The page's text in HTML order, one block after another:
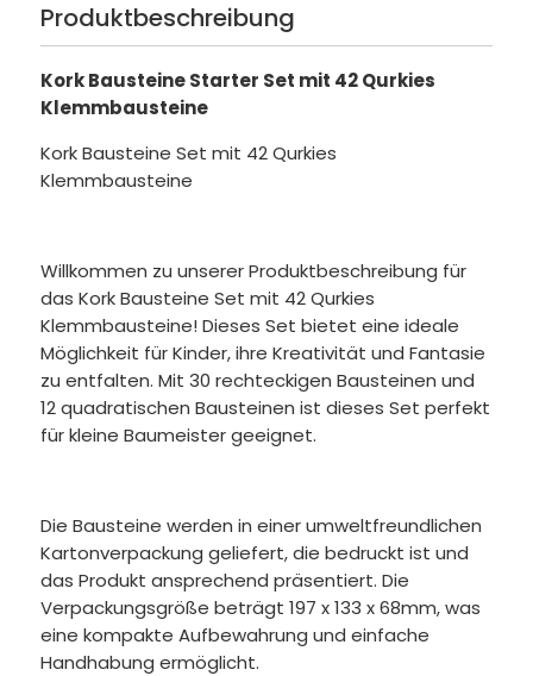
Produktbeschreibung
Kork Bausteine Starter Set mit 42 Qurkies
Klemmbausteine
Kork Bausteine Set mit 42 Qurkies
Klemmbausteine
Willkommen zu unserer Produktbeschreibung für
das Kork Bausteine Set mit 42 Qurkies
Klemmbausteine! Dieses Set bietet eine ideale
Möglichkeit für Kinder, ihre Kreativität und Fantasie
zu entfalten. Mit 30 rechteckigen Bausteinen und
12 quadratischen Bausteinen ist dieses Set perfekt
für kleine Baumeister geeignet.
Die Bausteine werden in einer umweltfreundlichen
Kartonverpackung geliefert, die bedruckt ist und
das Produkt ansprechend präsentiert. Die
Verpackungsgröße beträgt 197 x 133 x 68mm, was
eine kompakte Aufbewahrung und einfache
Handhabung ermöglicht.